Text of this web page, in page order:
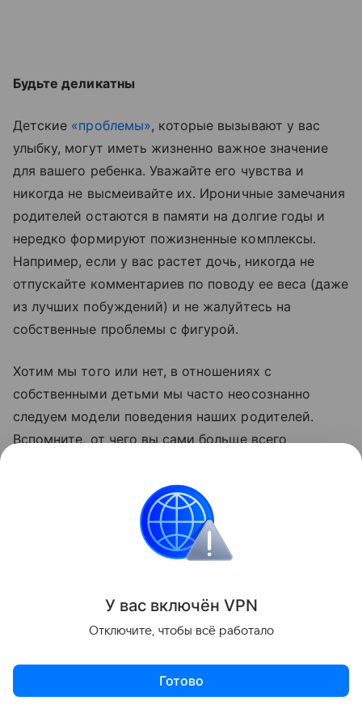
Будьте деликатны
Детские «проблемы», которые вызывают у вас
улыбку, могут иметь жизненно важное значение
для вашего ребенка. Уважайте его чувства и
никогда не высмеивайте их. Ироничные замечания
родителей остаются в памяти на долгие годы и
нередко формируют пожизненные комплексы.
Например, если у вас растет дочь, никогда не
отпускайте комментариев по поводу ее веса (даже
из лучших побуждений) и не жалуйтесь на
собственные проблемы с фигурой.
Хотим мы того или нет, в отношениях с
собственными детьми мы часто неосознанно
следуем модели поведения наших родителей.
Вспомните, от чего вы сами больше всего
ли вы те же ошибки. Ведь внимание к себе и
ребенку – это основа добрых отношений на долгие
Поделиться
У вас включён VPN
Отключите, чтобы всё работало
Готово